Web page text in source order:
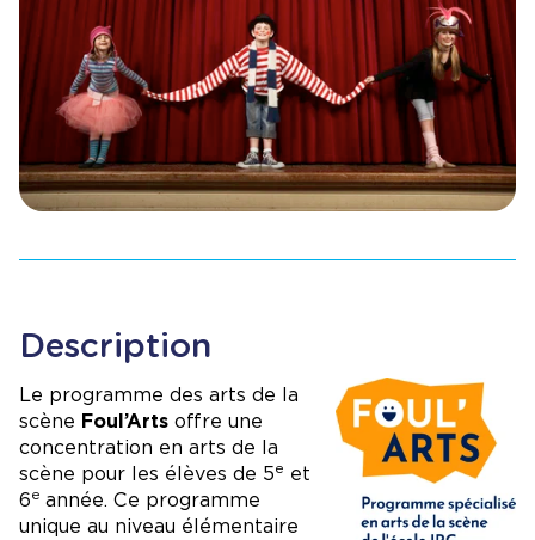
Description
Le programme des arts de la
scène Foul’Arts offre une
concentration en arts de la
scène pour les élèves de 5e et
6e année. Ce programme
unique au niveau élémentaire